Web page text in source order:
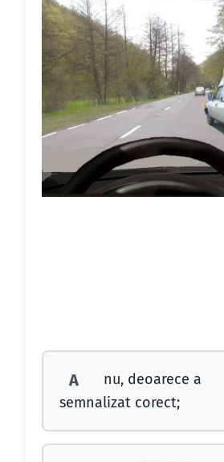
A
nu, deoarece a
semnalizat corect;